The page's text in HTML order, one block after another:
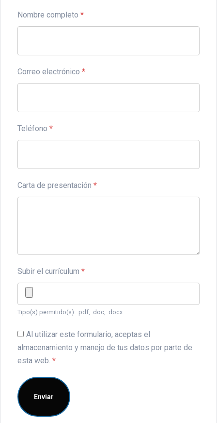
Nombre completo *
Correo electrónico *
Teléfono *
Carta de presentación *
Subir el currículum *
Tipo(s) permitido(s): .pdf, .doc, .docx
Al utilizar este formulario, aceptas el
almacenamiento y manejo de tus datos por parte de
esta web. *